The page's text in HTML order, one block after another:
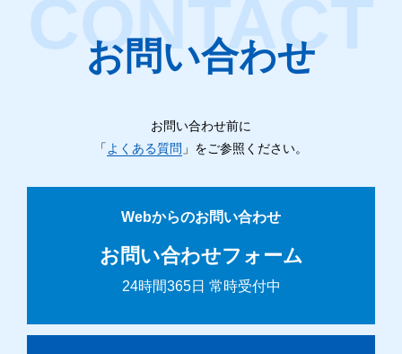
お問い合わせ
お問い合わせ前に
「 よくある質問 」をご参照ください。
Webからのお問い合わせ
お問い合わせフォーム
24時間365日 常時受付中